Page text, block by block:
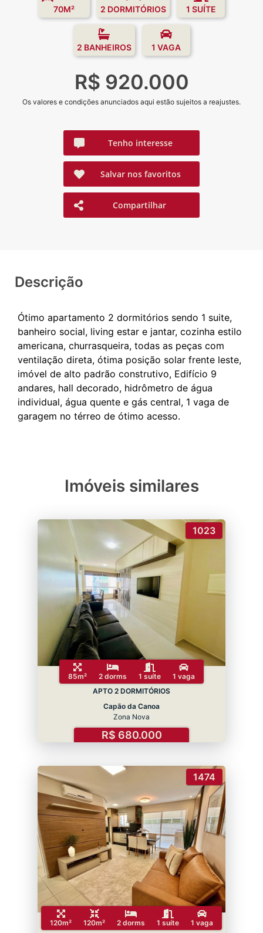
70M² 2 DORMITÓRIOS 1 SUÍTE
2 BANHEIROS 1 VAGA
R$ 920.000
Os valores e condições anunciados aqui estão sujeitos a reajustes.
Tenho interesse
Salvar nos favoritos
Compartilhar
Descrição
Ótimo apartamento 2 dormitórios sendo 1 suite,
banheiro social, living estar e jantar, cozinha estilo
americana, churrasqueira, todas as peças com
ventilação direta, ótima posição solar frente leste,
imóvel de alto padrão construtivo, Edifício 9
andares, hall decorado, hidrômetro de água
individual, água quente e gás central, 1 vaga de
Imóveis similares
1023
85m² 2 dorms 1 suíte
1 vaga
APTO 2 DORMITÓRIOS
Capão da Canoa
Zona Nova
R$ 680.000
1474
120m² 120m² 2 dorms 1 suíte 1 vaga